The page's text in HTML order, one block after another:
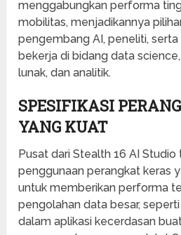
menggabungkan performa
mobilitas, menjadikannya
pengembang AI, peneliti,
bekerja di bidang data
lunak, dan analitik.
SPESIFIKASI
YANG KUAT
Pusat dari Stealth 16 AI
penggunaan perangkat keras
untuk memberikan performa
pengolahan data besar,
dalam aplikasi kecerdasan